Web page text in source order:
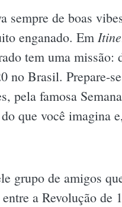
sempre de boas
enganado. Em
tem uma missão:
no Brasil. Prepare-
pela famosa
que você imagina
grupo de amigos
a Revolução de